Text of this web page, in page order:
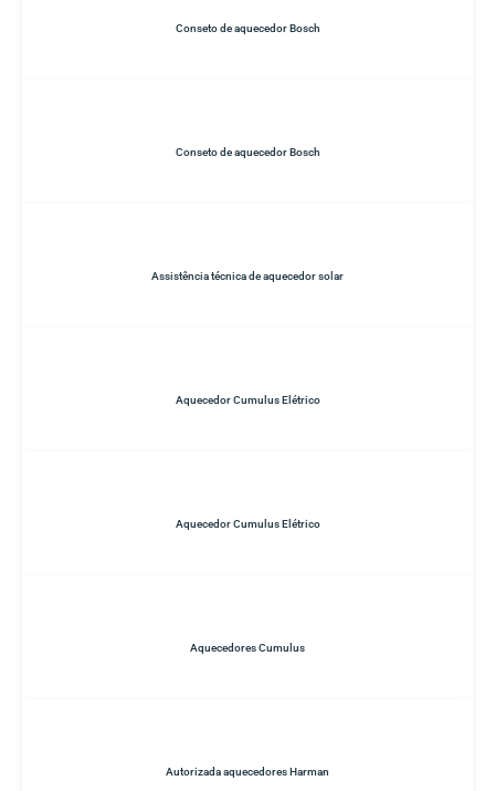
Conseto de aquecedor Bosch
Conseto de aquecedor Bosch
Assistência técnica de aquecedor solar
Aquecedor Cumulus Elétrico
Aquecedor Cumulus Elétrico
Aquecedores Cumulus
Autorizada aquecedores Harman